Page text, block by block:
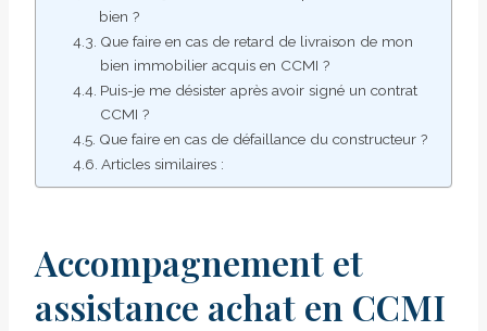
bien ?
Que faire en cas de retard de livraison de mon
bien immobilier acquis en CCMI ?
Puis-je me désister après avoir signé un contrat
CCMI ?
Que faire en cas de défaillance du constructeur ?
Articles similaires :
Accompagnement et
assistance achat en CCMI